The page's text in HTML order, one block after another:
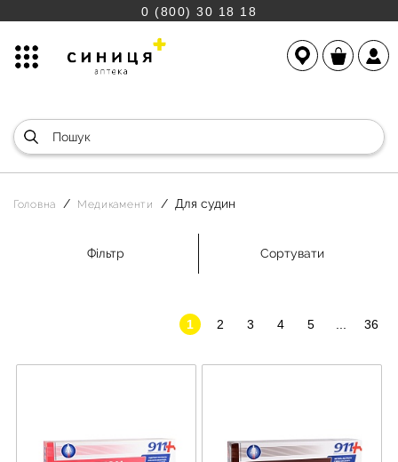
0 (800) 30 18 18
Головна Медикаменти Для судин
Фільтр Сортувати
1 2 3 4 5 36